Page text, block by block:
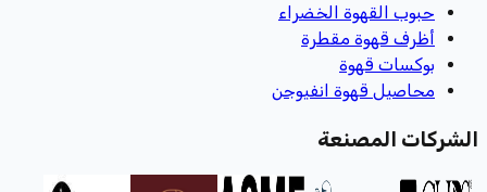
حبوب القهوة الخضراء
أظرف قهوة مقطرة
بوكسات قهوة
محاصيل قهوة انفيوجن
الشركات المصنعة